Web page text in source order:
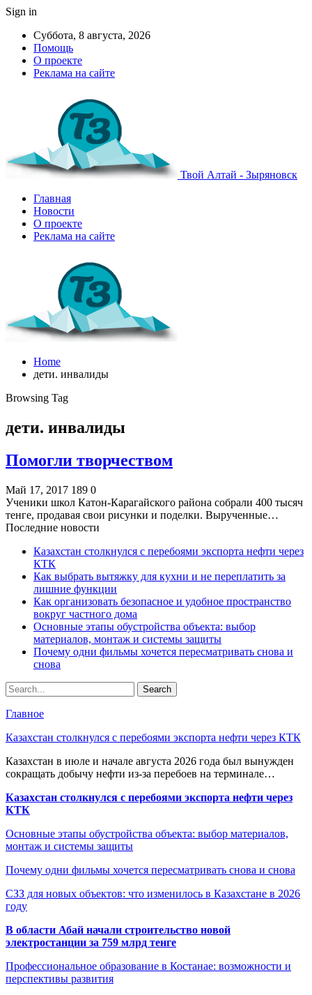
Sign in
Суббота, 8 августа, 2026
Помощь
О проекте
Реклама на сайте
Твой Алтай - Зыряновск
Главная
Новости
О проекте
Реклама на сайте
Home
дети. инвалиды
Browsing Tag
дети. инвалиды
Помогли творчеством
Май 17, 2017 189 0
Ученики школ Катон-Карагайского района собрали 400 тысяч
тенге, продавая свои рисунки и поделки. Вырученные…
Последние новости
Казахстан столкнулся с перебоями экспорта нефти через
КТК
Как выбрать вытяжку для кухни и не переплатить за
лишние функции
Как организовать безопасное и удобное пространство
вокруг частного дома
Основные этапы обустройства объекта: выбор
материалов, монтаж и системы защиты
Почему одни фильмы хочется пересматривать снова и
снова
Главное
Казахстан столкнулся с перебоями экспорта нефти через КТК
Казахстан в июле и начале августа 2026 года был вынужден
сокращать добычу нефти из-за перебоев на терминале…
Казахстан столкнулся с перебоями экспорта нефти через
КТК
Основные этапы обустройства объекта: выбор материалов,
монтаж и системы защиты
Почему одни фильмы хочется пересматривать снова и снова
СЗЗ для новых объектов: что изменилось в Казахстане в 2026
году
В области Абай начали строительство новой
электростанции за 759 млрд тенге
Профессиональное образование в Костанае: возможности и
перспективы развития